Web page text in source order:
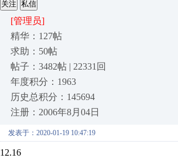
关注 私信
[管理员]
精华：127帖
求助：50帖
帖子：3482帖 | 22331回
年度积分：1963
历史总积分：145694
注册：2006年8月04日
发表于：2020-01-19 10:47:19
12.16